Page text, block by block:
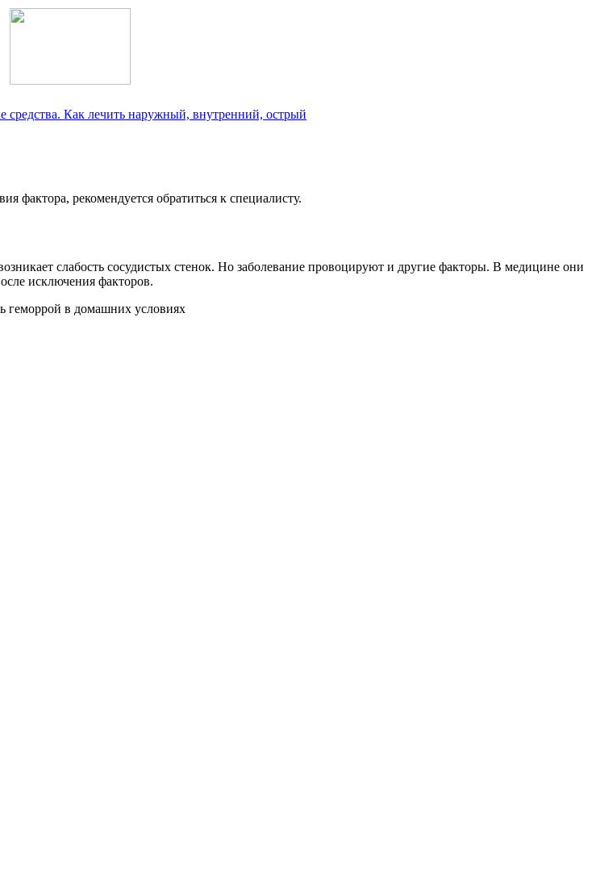
средства. Как лечить наружный, внутренний, острый
фактора, рекомендуется обратиться к специалисту.
слабость сосудистых стенок. Но заболевание провоцируют и другие факторы. В медицине они
исключения факторов.